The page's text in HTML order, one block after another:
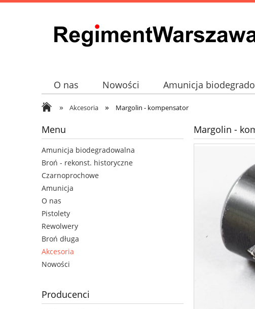
O nas Nowości Amunicja
Broń - rekonst. historyczne
» Akcesoria » Margolin - kompensator
Menu
Amunicja biodegradowalna
Broń - rekonst. historyczne
Czarnoprochowe
Amunicja
O nas
Pistolety
Rewolwery
Broń długa
Akcesoria
Nowości
Producenci
Margolin -